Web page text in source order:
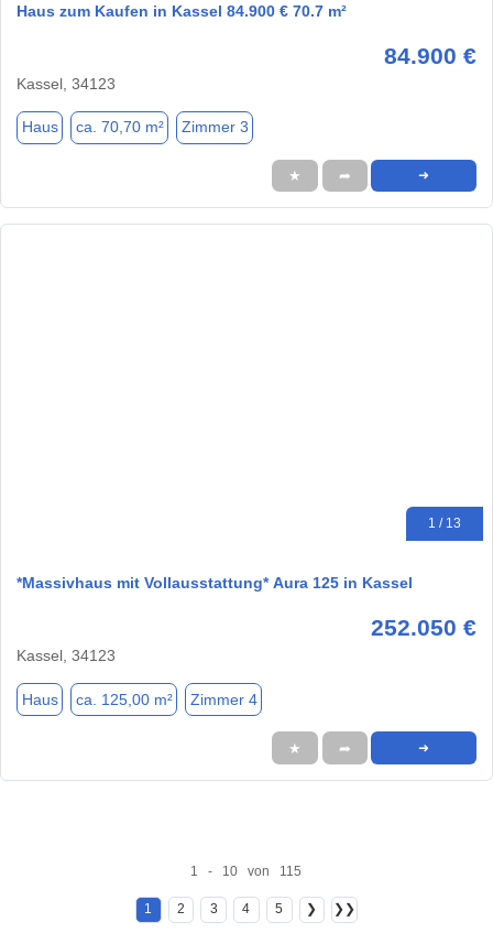
Haus zum Kaufen in Kassel 84.900 € 70.7 m²
84.900 €
Kassel, 34123
Haus ca. 70,70 m² Zimmer 3
★ ➦ ➜
1 / 13
*Massivhaus mit Vollausstattung* Aura 125 in Kassel
252.050 €
Kassel, 34123
Haus ca. 125,00 m² Zimmer 4
★ ➦ ➜
1 - 10 von 115
1 2 3 4 5 ❯ ❯❯